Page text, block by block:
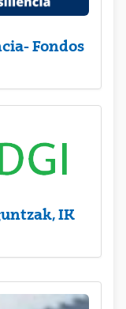
Fondos
IK